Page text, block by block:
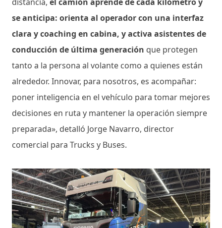
se anticipa: orienta al operador con una interfaz
clara y coaching en cabina, y activa asistentes de
conducción de última generación que protegen
tanto a la persona al volante como a quienes están
alrededor. Innovar, para nosotros, es acompañar:
poner inteligencia en el vehículo para tomar mejores
decisiones en ruta y mantener la operación siempre
preparada», detalló Jorge Navarro, director
comercial para Trucks y Buses.